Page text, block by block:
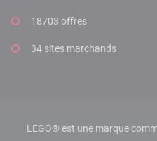
18703 offres
34 sites marchands
LEGO® est une marque